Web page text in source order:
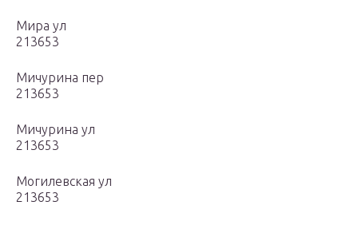
Мира ул
213653
Мичурина пер
213653
Мичурина ул
213653
Могилевская ул
213653